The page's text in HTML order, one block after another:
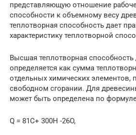
представляющую отношение
способности к объемному весу
теплотворная способность дает
характеристику теплотворной
Высшая теплотворная
определяется как сумма
отдельных химических элементов,
свободном сгорании. Для
может быть определена по
Q = 81C+ 300Н -26O,